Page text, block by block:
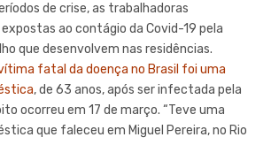
de crise, as trabalhadoras
ao contágio da Covid-19 pela
que desenvolvem nas residências.
fatal da doença no Brasil foi uma
, de 63 anos, após ser infectada pela
ocorreu em 17 de março. “Teve uma
que faleceu em Miguel Pereira, no Rio